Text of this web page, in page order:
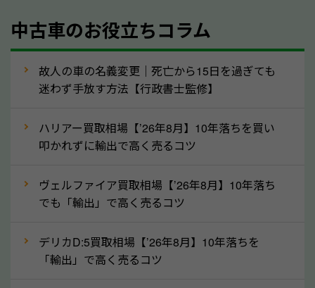
型式／グレード
走行距離（例：約〇万キロ）
車検の満了日
内装や外装の状態
定を行い高価買取価格をつけやすくなります。
ってきます！
月割りで返還されるものです。ですから、自動車税の
還付金は早めに売却するほど多く還付されます。不要
中古車のお役立ちコラム
故人の車の名義変更｜死亡から15日を過ぎても
迷わず手放す方法【行政書士監修】
ハリアー買取相場【’26年8月】10年落ちを買い
叩かれずに輸出で高く売るコツ
ヴェルファイア買取相場【’26年8月】10年落ち
でも「輸出」で高く売るコツ
デリカD:5買取相場【’26年8月】10年落ちを
「輸出」で高く売るコツ